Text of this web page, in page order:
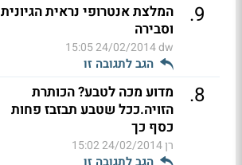
9
.
המלצת אנטרופי נראית הגיונית
וסבירה
dw
24/02/2014 15:05
הגב לתגובה זו
8
.
מדוע מכה לטבע? הכותרת
הזויה.ככל שטבע תבזבז פחות
כסף כך
רן24/02/2014 15:02